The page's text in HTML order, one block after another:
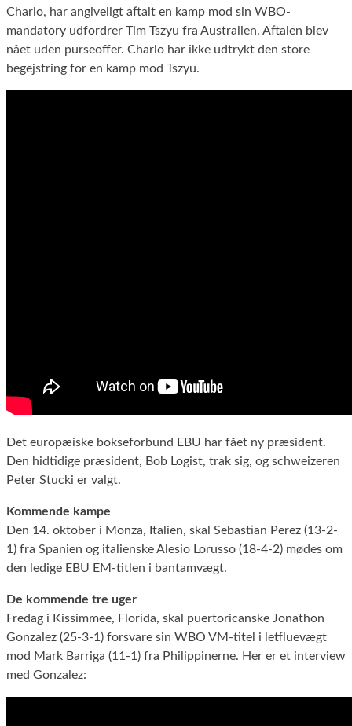
Charlo, har angiveligt aftalt en kamp mod sin WBO-
mandatory udfordrer Tim Tszyu fra Australien. Aftalen blev
nået uden purseoffer. Charlo har ikke udtrykt den store
begejstring for en kamp mod Tszyu.
Det europæiske bokseforbund EBU har fået ny præsident.
Den hidtidige præsident, Bob Logist, trak sig, og schweizeren
Peter Stucki er valgt.
Kommende kampe
Den 14. oktober i Monza, Italien, skal Sebastian Perez (13-2-
1) fra Spanien og italienske Alesio Lorusso (18-4-2) mødes om
den ledige EBU EM-titlen i bantamvægt.
De kommende tre uger
Fredag i Kissimmee, Florida, skal puertoricanske Jonathon
Gonzalez (25-3-1) forsvare sin WBO VM-titel i letfluevægt
mod Mark Barriga (11-1) fra Philippinerne. Her er et interview
med Gonzalez: